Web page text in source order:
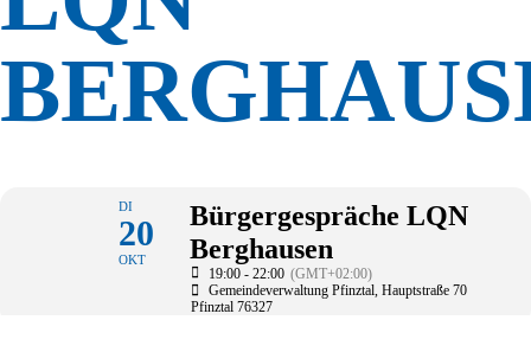
DI
20
OKT
Bürgergespräche LQN
Berghausen
19:00 - 22:00 (GMT+02:00)
Gemeindeverwaltung Pfinztal , Hauptstraße 70
Pfinztal 76327